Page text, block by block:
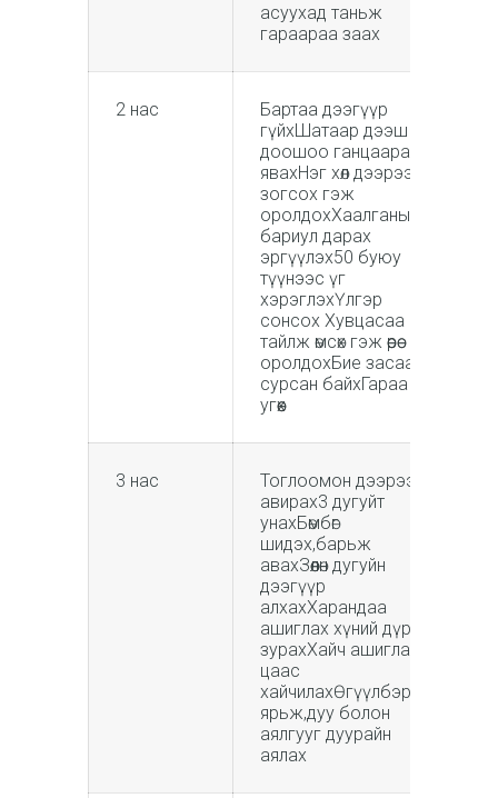
асуухад таньж
гараараа заах
2 нас
Бартаа дээгүүр
гүйхШатаар дээш
доошоо ганцаараа
явахНэг хөл дээрээ
зогсох гэж
оролдохХаалганы
бариул дарах
эргүүлэх50 буюу
түүнээс үг
хэрэглэхҮлгэр
сонсох Хувцасаа
тайлж өмсөх гэж өөрөө
оролдохБие засаад
сурсан байхГараа өөрөө
угөөх
3 нас
Тоглоомон дээрээ
авирах3 дугуйт
унахБөмбөг
шидэх,барьж
авахЗөөлөн дугуйн
дээгүүр
алхахХарандаа
ашиглах хүний дүрс
зурахХайч ашиглаж
цаас
хайчилахӨгүүлбэрээр
ярьж,дуу болон
аялгууг дуурайн
аялах